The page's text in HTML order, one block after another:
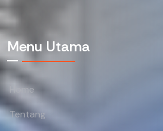
Menu Utama
Home
Tentang